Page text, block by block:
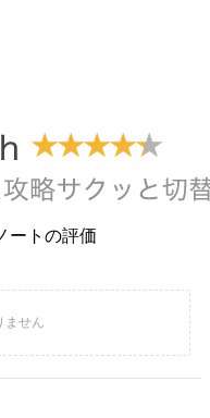
ートの評価